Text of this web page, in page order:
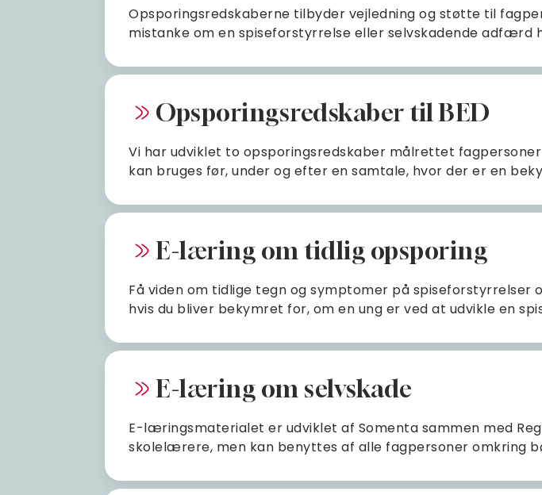
Opsporingsredskaberne tilbyder vejledning og støtte til
mistanke om en spiseforstyrrelse eller selvskadende adfærd
Opsporingsredskaber til BED
Vi har udviklet to opsporingsredskaber målrettet fagpersoner
kan bruges før, under og efter en samtale, hvor der er en
E-læring om tidlig opsporing
Få viden om tidlige tegn og symptomer på spiseforstyrrelser
hvis du bliver bekymret for, om en ung er ved at udvikle en
E-læring om selvskade
E-læringsmaterialet er udviklet af Somenta sammen med
skolelærere, men kan benyttes af alle fagpersoner omkring